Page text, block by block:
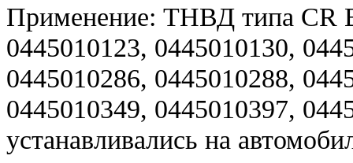
Применение: ТНВД типа CR
0445010123, 0445010130,
0445010286, 0445010288,
0445010349, 0445010397,
устанавливались на